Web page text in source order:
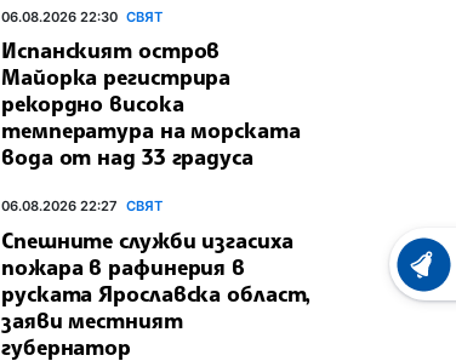
06.08.2026 22:30 СВЯТ
Испанският остров
Майорка регистрира
рекордно висока
температура на морската
вода от над 33 градуса
06.08.2026 22:27 СВЯТ
Спешните служби изгасиха
пожара в рафинерия в
руската Ярославска област,
заяви местният
губернатор